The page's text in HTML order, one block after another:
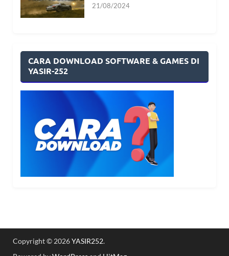
21/08/2024
CARA DOWNLOAD SOFTWARE & GAMES DI
YASIR-252
Copyright © 2026YASIR252.